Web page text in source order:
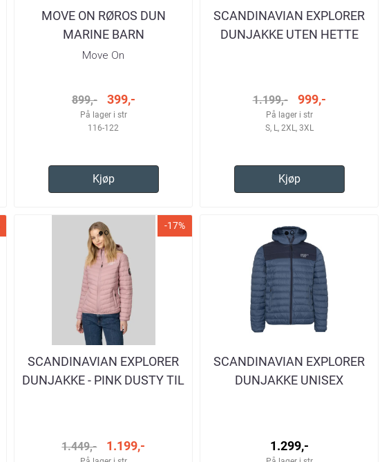
MOVE ON RØROS DUN
MARINE BARN
Move On
899,- 399,-
På lager i str
116-122
Kjøp
SCANDINAVIAN EXPLORER
DUNJAKKE UTEN HETTE
1.199,- 999,-
På lager i str
S, L, 2XL, 3XL
Kjøp
-17%
SCANDINAVIAN EXPLORER
DUNJAKKE - PINK DUSTY TIL
1.449,- 1.199,-
SCANDINAVIAN EXPLORER
DUNJAKKE UNISEX
1.299,-